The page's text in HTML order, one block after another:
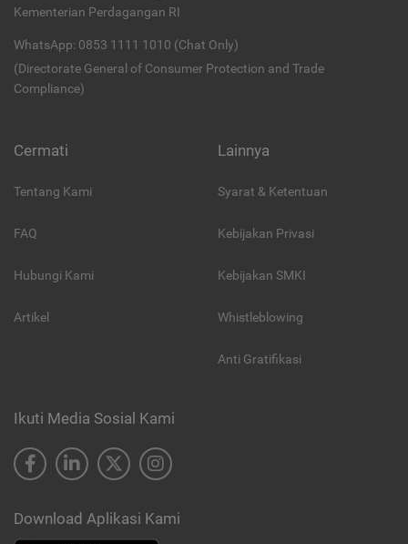
Kementerian Perdagangan RI
WhatsApp: 0853 1111 1010 (Chat Only)
(Directorate General of Consumer Protection and Trade
Compliance)
Cermati
Tentang Kami
FAQ
Hubungi Kami
Artikel
Lainnya
Syarat & Ketentuan
Kebijakan Privasi
Kebijakan SMKI
Whistleblowing
Anti Gratifikasi
Ikuti Media Sosial Kami
Download Aplikasi Kami